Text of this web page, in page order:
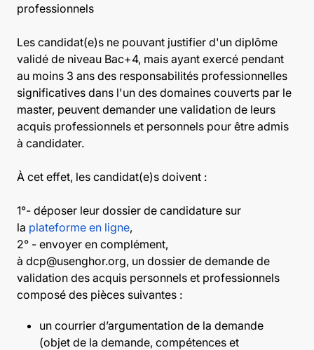
professionnels
Les candidat(e)s ne pouvant justifier d'un diplôme
validé de niveau Bac+4, mais ayant exercé pendant
au moins 3 ans des responsabilités professionnelles
significatives dans l'un des domaines couverts par le
master, peuvent demander une validation de leurs
acquis professionnels et personnels pour être admis
à candidater.
À cet effet, les candidat(e)s doivent :
1°- déposer leur dossier de candidature sur
la plateforme en ligne,
2° - envoyer en complément,
à dcp@usenghor.org, un dossier de demande de
validation des acquis personnels et professionnels
composé des pièces suivantes :
un courrier d’argumentation de la demande
(objet de la demande, compétences et